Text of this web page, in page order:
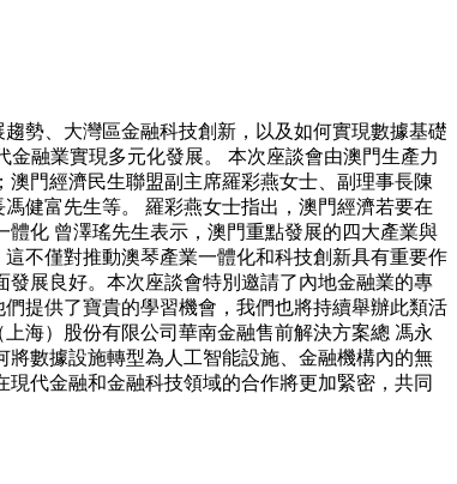
勢、大灣區金融科技創新，以及如何實現數據基礎
融業實現多元化發展。 本次座談會由澳門生產力
門經濟民生聯盟副主席羅彩燕女士、副理事長陳
健富先生等。 羅彩燕女士指出，澳門經濟若要在
化 曾澤瑤先生表示，澳門重點發展的四大產業與
不僅對推動澳琴產業一體化和科技創新具有重要作
展良好。本次座談會特別邀請了內地金融業的專
提供了寶貴的學習機會，我們也將持續舉辦此類活
海）股份有限公司華南金融售前解決方案總 馮永
數據設施轉型為人工智能設施、金融機構內的無
代金融和金融科技領域的合作將更加緊密，共同